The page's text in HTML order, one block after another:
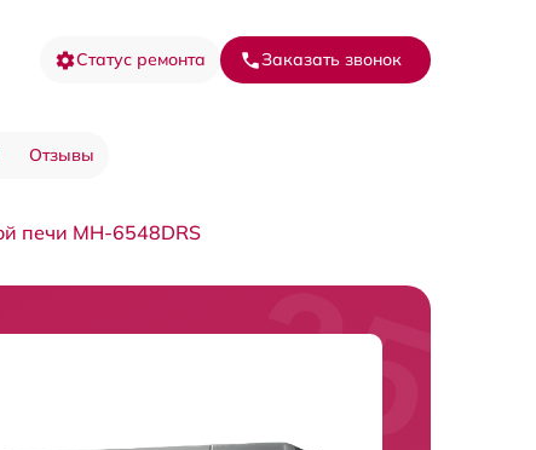
Статус ремонта Заказать звонок
Отзывы
печи MH-6548DRS